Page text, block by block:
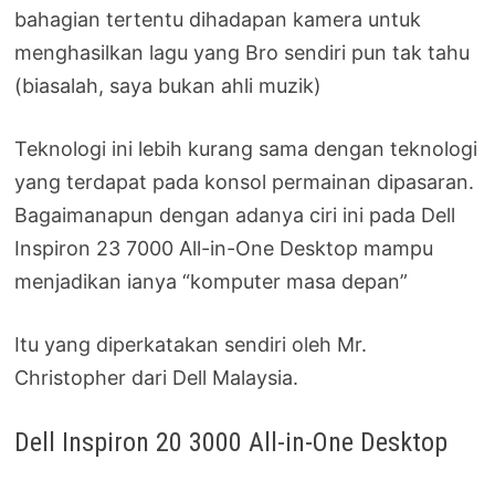
bahagian tertentu dihadapan kamera untuk
menghasilkan lagu yang Bro sendiri pun tak tahu
(biasalah, saya bukan ahli muzik)
Teknologi ini lebih kurang sama dengan teknologi
yang terdapat pada konsol permainan dipasaran.
Bagaimanapun dengan adanya ciri ini pada Dell
Inspiron 23 7000 All-in-One Desktop mampu
menjadikan ianya “komputer masa depan”
Itu yang diperkatakan sendiri oleh Mr.
Christopher dari Dell Malaysia.
Dell Inspiron 20 3000 All-in-One Desktop